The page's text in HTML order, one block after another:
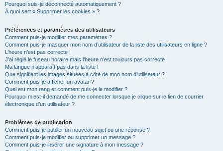
Pourquoi suis-je déconnecté automatiquement ?
À quoi sert « Supprimer les cookies » ?
Préférences et paramètres des utilisateurs
Comment puis-je modifier mes paramètres ?
Comment puis-je masquer mon nom d’utilisateur de la liste des utilisateurs en ligne ?
L’heure n’est pas correcte !
J’ai réglé le fuseau horaire mais l’heure n’est toujours pas correcte !
Ma langue n’apparaît pas dans la liste !
Que signifient les images situées à côté de mon nom d’utilisateur ?
Comment puis-je afficher un avatar ?
Quel est mon rang et comment puis-je le modifier ?
Pourquoi m’est-il demandé de me connecter lorsque je clique sur le lien de courrier
électronique d’un utilisateur ?
Problèmes de publication
Comment puis-je publier un nouveau sujet ou une réponse ?
Comment puis-je modifier ou supprimer un message ?
Comment puis-je insérer une signature à mon message ?